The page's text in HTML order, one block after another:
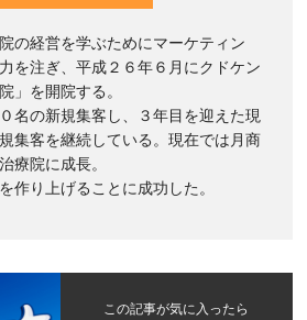
の経営を学ぶためにマーケティン
を注ぎ、平成２６年６月にクドケン
」を開院する。
名の新規集客し、３年目を迎えた現
集客を継続している。現在では月商
療院に成長。
作り上げることに成功した。
この記事が気に入ったら